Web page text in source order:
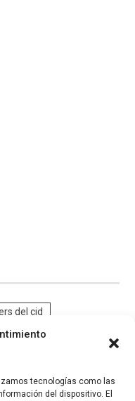
tecnologías como las
del dispositivo. El
del cid
FESTES
Federació